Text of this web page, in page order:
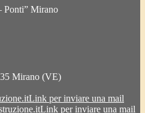
Ponti” Mirano
Mirano (VE)
Link per inviare una mail
Link per inviare una mail